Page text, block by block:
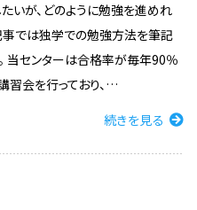
いが、どのように勉強を進めれ
事では独学での勉強方法を筆記
当センターは合格率が毎年90％
会を行っており、…
続きを見る